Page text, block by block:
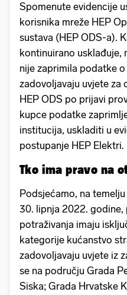
Spomenute evidencije
korisnika mreže HEP
sustava (HEP ODS-a).
kontinuirano usklađuje,
nije zaprimila podatke
zadovoljavaju uvjete za
HEP ODS po prijavi
kupce podatke
institucija, uskladiti u
postupanje HEP Elektri.
Tko ima pravo na
Podsjećamo, na
30. lipnja 2022. godine,
potraživanja imaju
kategorije kućanstvo
zadovoljavaju uvjete iz
se na području Grada
Siska; Grada Hrvatske